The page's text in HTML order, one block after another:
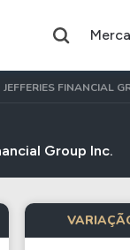
JEFFERIES FINANCIAL
Group Inc.